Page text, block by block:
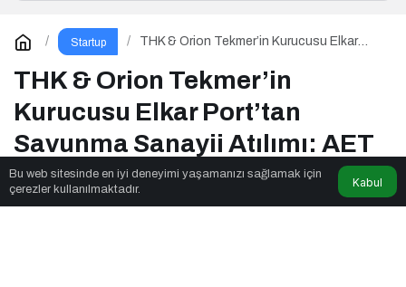
Startup
THK & Orion Tekmer’in Kurucusu Elkar
Electronics’e Stratejik Yatırım
THK & Orion Tekmer’in
Kurucusu Elkar Port’tan
Savunma Sanayii Atılımı: AET
Electronics’e Stratejik Yatırım
Bu web sitesinde en iyi deneyimi yaşamanızı sağlamak için
çerezler kullanılmaktadır.
Kabul